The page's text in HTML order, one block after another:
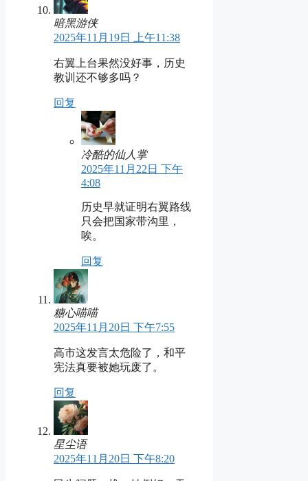
暗黑游侠
2025年11月19日 上午11:38
右翼上台果然没好事，历史
教训还不够多吗？
回复
冷酷的仙人掌
2025年11月22日 下午
4:08
历史早就证明右翼路线
只会把国家带沟里，
唉。
回复
糖心喵喵
2025年11月20日 下午7:55
高市这发言太危险了，和平
宪法真要被她玩废了。
回复
星尘语
2025年11月20日 下午8:20